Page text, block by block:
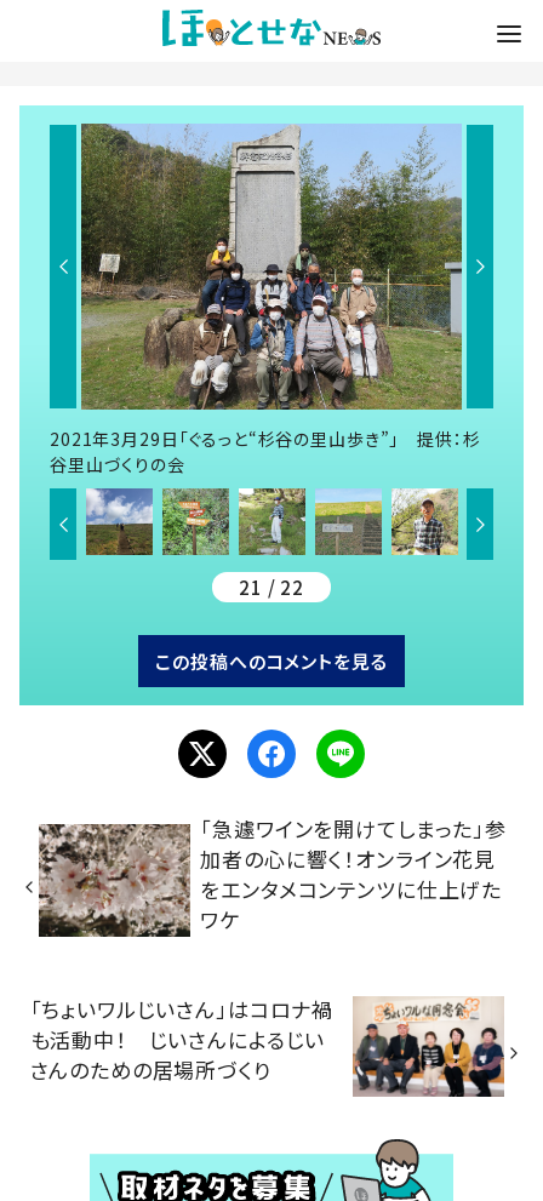
2021年3月29日「ぐるっと“杉谷の里山歩き”」 提供：杉
谷里山づくりの会
21 / 22
この投稿へのコメントを見る
「急遽ワインを開けてしまった」参
加者の心に響く！オンライン花見
をエンタメコンテンツに仕上げた
ワケ
「ちょいワルじいさん」はコロナ禍
も活動中！ じいさんによるじい
さんのための居場所づくり